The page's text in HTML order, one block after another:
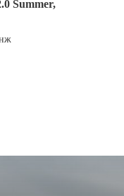
Summer,